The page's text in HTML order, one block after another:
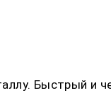
Быстрый и